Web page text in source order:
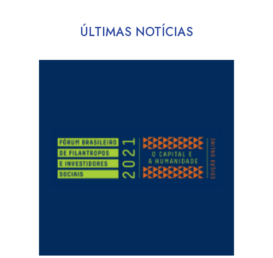
ÚLTIMAS NOTÍCIAS